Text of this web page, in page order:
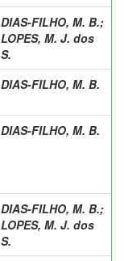
DIAS-FILHO, M. B.;
LOPES, M. J. dos
S.
DIAS-FILHO, M. B.
DIAS-FILHO, M. B.
DIAS-FILHO, M. B.;
LOPES, M. J. dos
S.